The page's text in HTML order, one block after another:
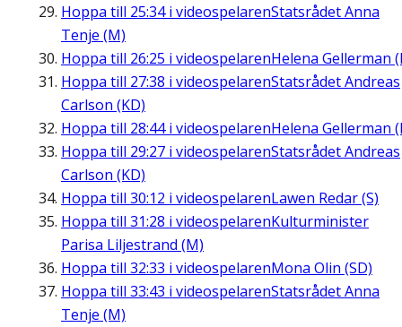
Hoppa till 25:34i videospelarenStatsrådet Anna
Tenje (M)
Hoppa till 26:25 i videospelarenHelena Gellerman
Hoppa till 27:38 i videospelarenStatsrådet Andreas
Carlson (KD)
Hoppa till 28:44i videospelarenHelena Gellerman
Hoppa till 29:27 i videospelarenStatsrådet Andreas
Carlson (KD)
Hoppa till 30:12 i videospelarenLawen Redar (S)
Hoppa till 31:28 i videospelarenKulturminister
Parisa Liljestrand (M)
Hoppa till 32:33 i videospelarenMona Olin (SD)
Hoppa till 33:43 i videospelarenStatsrådet Anna
Tenje (M)